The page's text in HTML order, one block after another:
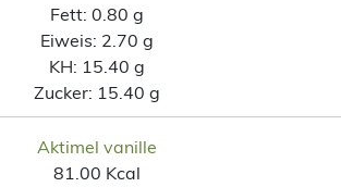
Fett: 0.80 g
Eiweis: 2.70 g
KH: 15.40 g
Zucker: 15.40 g
Aktimel vanille
81.00 Kcal